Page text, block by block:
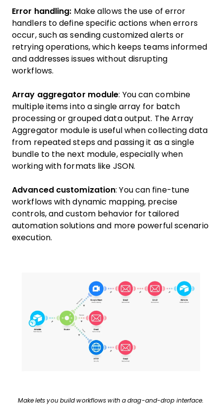
Error handling: Make allows the use of error
handlers to define specific actions when errors
occur, such as sending customized alerts or
retrying operations, which keeps teams informed
and addresses issues without disrupting
workflows.
Array aggregator module: You can combine
multiple items into a single array for batch
processing or grouped data output. The Array
Aggregator module is useful when collecting data
from repeated steps and passing it as a single
bundle to the next module, especially when
working with formats like JSON.
Advanced customization: You can fine-tune
workflows with dynamic mapping, precise
controls, and custom behavior for tailored
automation solutions and more powerful scenario
execution.
Make lets you build workflows with a drag-and-drop interface.